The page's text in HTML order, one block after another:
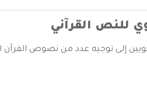
للنص القرآني
إلى توجيه عدد من نصوص القرآن